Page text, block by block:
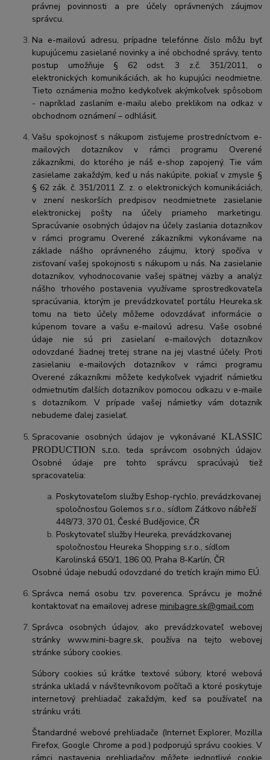
právnej povinnosti a pre účely oprávnených záujmov
správcu.
Na e-mailovú adresu, prípadne telefónne číslo môžu byť
kupujúcemu zasielané novinky a iné obchodné správy, tento
postup umožňuje § 62 odst. 3 z.č. 351/2011, o
elektronických komunikáciách, ak ho kupujúci neodmietne.
Tieto oznámenia možno kedykoľvek akýmkoľvek spôsobom
- napríklad zaslaním e-mailu alebo preklikom na odkaz v
obchodnom oznámení – odhlásiť.
Vašu spokojnosť s nákupom zisťujeme prostredníctvom e-
mailových dotazníkov v rámci programu Overené
zákazníkmi, do ktorého je náš e-shop zapojený. Tie vám
zasielame zakaždým, keď u nás nakúpite, pokiaľ v zmysle §
§ 62 zák. č. 351/2011 Z. z. o elektronických komunikáciách,
v znení neskorších predpisov neodmietnete zasielanie
elektronickej pošty na účely priameho marketingu.
Spracúvanie osobných údajov na účely zaslania dotazníkov
v rámci programu Overené zákazníkmi vykonávame na
základe nášho oprávneného záujmu, ktorý spočíva v
zisťovaní vašej spokojnosti s nákupom u nás. Na zasielanie
dotazníkov, vyhodnocovanie vašej spätnej väzby a analýz
nášho trhového postavenia využívame sprostredkovateľa
spracúvania, ktorým je prevádzkovateľ portálu Heureka.sk
tomu na tieto účely môžeme odovzdávať informácie o
kúpenom tovare a vašu e-mailovú adresu. Vaše osobné
údaje nie sú pri zasielaní e-mailových dotazníkov
odovzdané žiadnej tretej strane na jej vlastné účely. Proti
zasielaniu e-mailových dotazníkov v rámci programu
Overené zákazníkmi môžete kedykoľvek vyjadriť námietku
odmietnutím ďalších dotazníkov pomocou odkazu v e-maile
s dotazníkom. V prípade vašej námietky vám dotazník
nebudeme ďalej zasielať.
Spracovanie osobných údajov je vykonávané KLASSIC
PRODUCTION s.r.o.
teda správcom osobných údajov.
Osobné údaje pre tohto správcu spracúvajú tiež
spracovatelia:
Poskytovateľom služby Eshop-rychlo, prevádzkovanej
spoločnosťou Golemos s.r.o., sídlom Zátkovo nábřeží
448/73, 370 01, České Budějovice, ČR
Poskytovateľ služby Heureka, prevádzkovanej
spoločnosťou Heureka Shopping s.r.o., sídlom
Karolinská 650/1, 186 00, Praha 8-Karlín, ČR
Osobné údaje nebudú odovzdané do tretích krajín mimo EÚ.
Správca nemá osobu tzv. poverenca. Správcu je možné
kontaktovať na emailovej adrese minibagre.sk@gmail.com
Správca osobných údajov, ako prevádzkovateľ webovej
stránky www.mini-bagre.sk, používa na tejto webovej
stránke súbory cookies.
Súbory cookies sú krátke textové súbory, ktoré webová
stránka ukladá v návštevníkovom počítači a ktoré poskytuje
internetový prehliadač zakaždým, keď sa používateľ na
stránku vráti.
Štandardné webové prehliadače (Internet Explorer, Mozilla
Firefox, Google Chrome a pod.) podporujú správu cookies. V